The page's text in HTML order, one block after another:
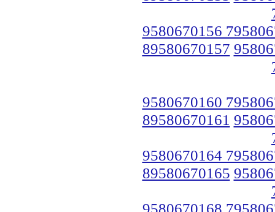
9580670156
89580670157
9580670160
89580670161
9580670164
89580670165
9580670168